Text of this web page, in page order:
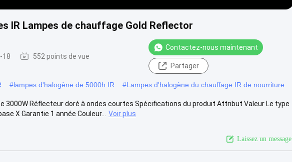
IR Lampes de chauffage Gold Reflector
18 552 points de vue
Contactez-nous maintenant
Partager
#lampes d'halogène de 5000h IR #Lampes d'halogène du chauffage IR de nourriture
3000W Réflecteur doré à ondes courtes Spécifications du produit Attribut Valeur Le type
X Garantie 1 année Couleur...
Voir plus
Laissez un message.